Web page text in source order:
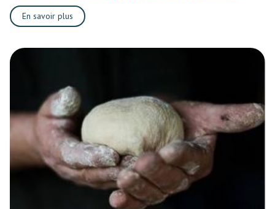
En savoir plus